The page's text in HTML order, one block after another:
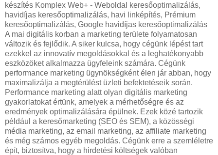
készítés Komplex Web+ - Weboldal keresőoptimalizálás,
havidíjas keresőoptimalizálás, havi linképítés, Prémium
keresőoptimalizálás, Google havidíjas keresőoptimalizálás
A mai digitális korban a marketing területe folyamatosan
változik és fejlődik. A siker kulcsa, hogy cégünk lépést tart
ezekkel az innovatív megoldásokkal és a leghatékonyabb
eszközöket alkalmazza ügyfeleink számára. Cégünk
performance marketing ügynökségként élen jár abban, hogy
maximalizálja a megtérülést üzleti befektetéseik során.
Performance marketing alatt olyan digitális marketing
gyakorlatokat értünk, amelyek a mérhetőségre és az
eredmények optimalizálására épülnek. Ezek közé tartozik
például a keresőmarketing (SEO és SEM), a közösségi
média marketing, az email marketing, az affiliate marketing
és még számos egyéb megoldás. Cégünk erre a szemléletre
épít, biztosítva, hogy a hirdetési költségek valóban